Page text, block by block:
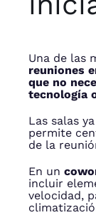
Una de las
reuniones
que no
tecnología
Las salas
permite
de la
En un
incluir
velocidad,